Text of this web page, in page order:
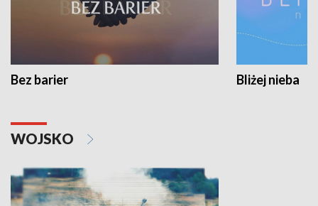
Bez barier Bliżej nieba
WOJSKO